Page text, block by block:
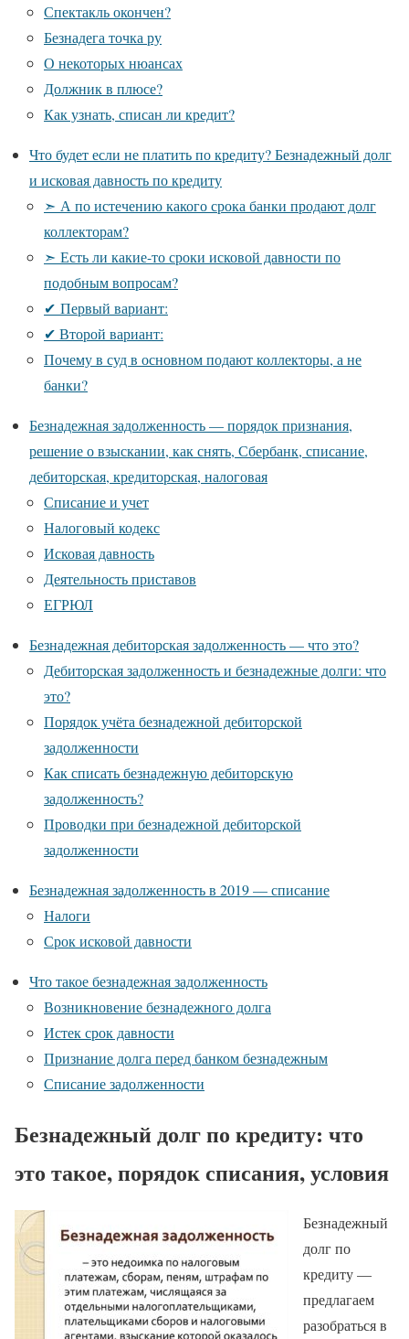
Спектакль окончен?
Безнадега точка ру
О некоторых нюансах
Должник в плюсе?
Как узнать, списан ли кредит?
Что будет если не платить по кредиту? Безнадежный долг
и исковая давность по кредиту
➣ А по истечению какого срока банки продают долг
коллекторам?
➣ Есть ли какие-то сроки исковой давности по
подобным вопросам?
✔ Первый вариант:
✔ Второй вариант:
Почему в суд в основном подают коллекторы, а не
банки?
Безнадежная задолженность — порядок признания,
решение о взыскании, как снять, Сбербанк, списание,
дебиторская, кредиторская, налоговая
Списание и учет
Налоговый кодекс
Исковая давность
Деятельность приставов
ЕГРЮЛ
Безнадежная дебиторская задолженность — что это?
Дебиторская задолженность и безнадежные долги: что
это?
Порядок учёта безнадежной дебиторской
задолженности
Как списать безнадежную дебиторскую
задолженность?
Проводки при безнадежной дебиторской
задолженности
Безнадежная задолженность в 2019 — списание
Налоги
Срок исковой давности
Что такое безнадежная задолженность
Возникновение безнадежного долга
Истек срок давности
Признание долга перед банком безнадежным
Списание задолженности
Безнадежный долг по кредиту: что
это такое, порядок списания, условия
Безнадежный
долг по
кредиту —
предлагаем
разобраться в